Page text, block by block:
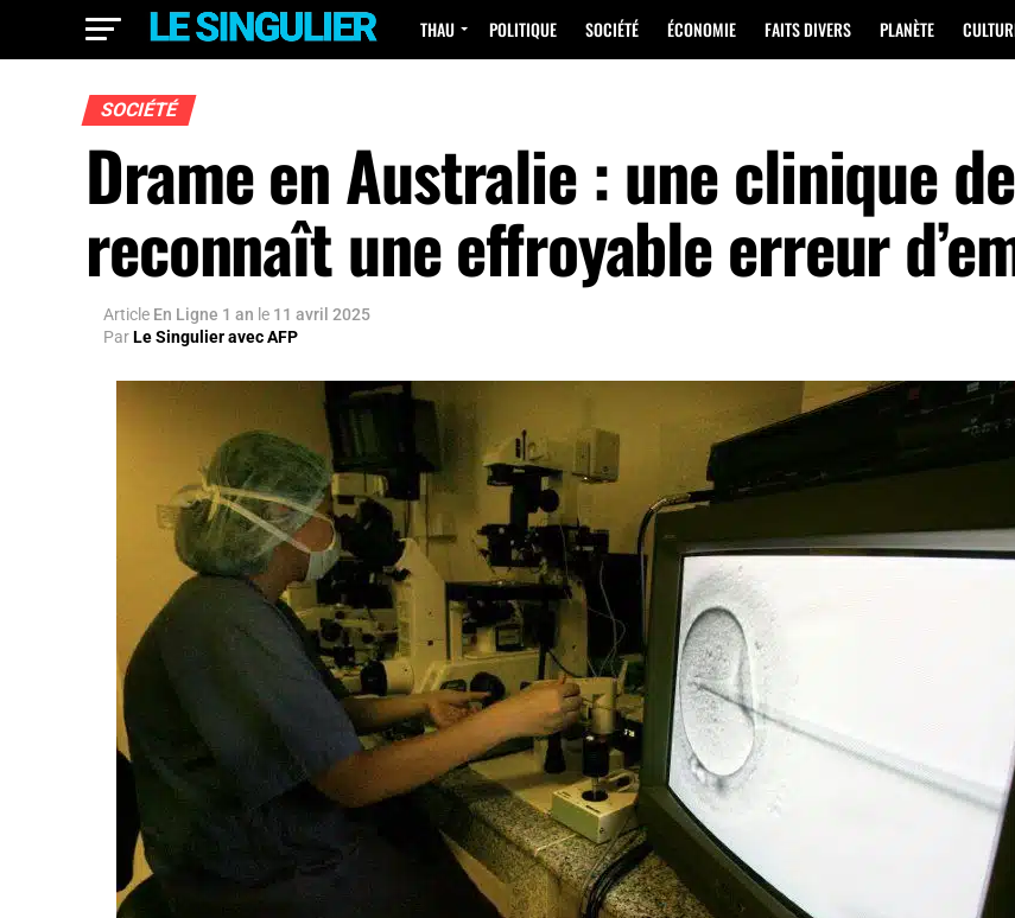
THAU POLITIQUE SOCIÉTÉ ÉCONOMIE FAITS DIVERS PLANÈTE
SOCIÉTÉ
Drame en Australie : une clinique
reconnaît une effroyable erreur
Article En Ligne 1 an le 11 avril 2025
ParLe Singulier avec AFP